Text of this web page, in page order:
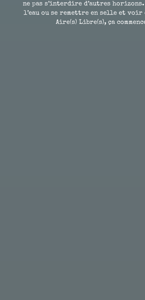
ne pas s’interdire d’autres
l’eau ou se remettre en selle et voir
Aire(s) Libre(s), ça